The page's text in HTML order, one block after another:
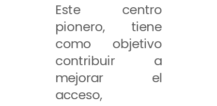
Este centro
pionero, tiene
como objetivo
contribuir a
mejorar el
acceso,